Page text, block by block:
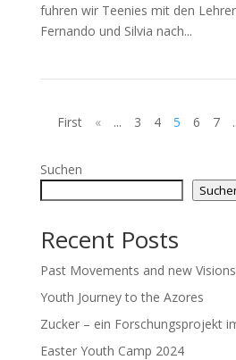
fuhren wir Teenies mit den
Fernando und Silvia nach...
First
« ... 3 4 5 6 7
Suchen
Recent Posts
Past Movements and new Visions
Youth Journey to the Azores
Zucker – ein Forschungsprojekt
Easter Youth Camp 2024